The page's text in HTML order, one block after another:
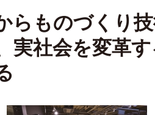
らものづくり
実社会を変革